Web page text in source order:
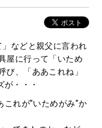
」などと親父に言われ
屋に行って「いため
び、「ああこれね」
が・・・
これが”いためがみ”か